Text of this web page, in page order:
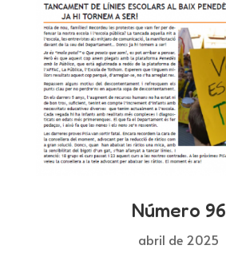
Número 96
abril de 2025